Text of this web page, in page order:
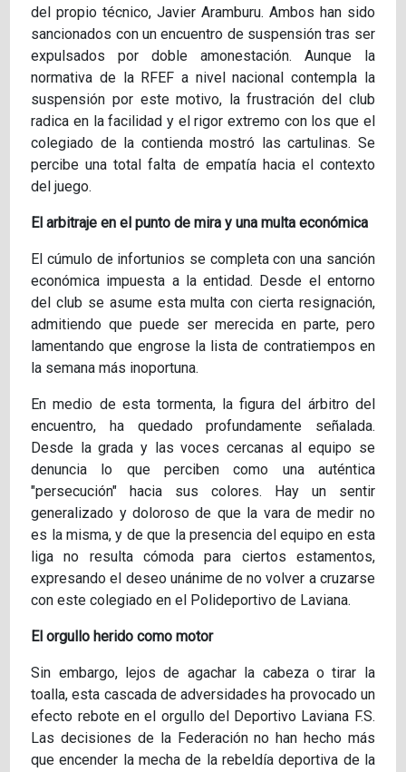
del propio técnico, Javier Aramburu. Ambos han sido
sancionados con un encuentro de suspensión tras ser
expulsados por doble amonestación. Aunque la
normativa de la RFEF a nivel nacional contempla la
suspensión por este motivo, la frustración del club
radica en la facilidad y el rigor extremo con los que el
colegiado de la contienda mostró las cartulinas. Se
percibe una total falta de empatía hacia el contexto
del juego.
El arbitraje en el punto de mira y una multa económica
El cúmulo de infortunios se completa con una sanción
económica impuesta a la entidad. Desde el entorno
del club se asume esta multa con cierta resignación,
admitiendo que puede ser merecida en parte, pero
lamentando que engrose la lista de contratiempos en
la semana más inoportuna.
En medio de esta tormenta, la figura del árbitro del
encuentro, ha quedado profundamente señalada.
Desde la grada y las voces cercanas al equipo se
denuncia lo que perciben como una auténtica
"persecución" hacia sus colores. Hay un sentir
generalizado y doloroso de que la vara de medir no
es la misma, y de que la presencia del equipo en esta
liga no resulta cómoda para ciertos estamentos,
expresando el deseo unánime de no volver a cruzarse
con este colegiado en el Polideportivo de Laviana.
El orgullo herido como motor
Sin embargo, lejos de agachar la cabeza o tirar la
toalla, esta cascada de adversidades ha provocado un
efecto rebote en el orgullo del Deportivo Laviana F.S.
Las decisiones de la Federación no han hecho más
que encender la mecha de la rebeldía deportiva de la